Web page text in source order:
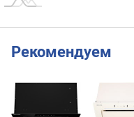
Рекомендуем